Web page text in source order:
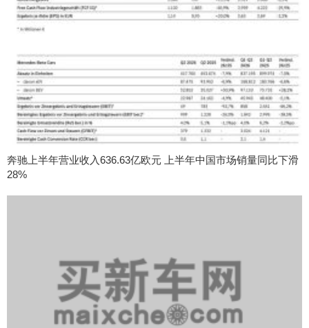
奔驰上半年营业收入636.63亿欧元 上半年中国市场销量同比下滑
28%